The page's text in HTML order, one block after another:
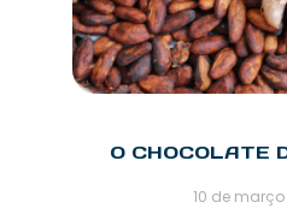
O CHOCOLATE
10 de